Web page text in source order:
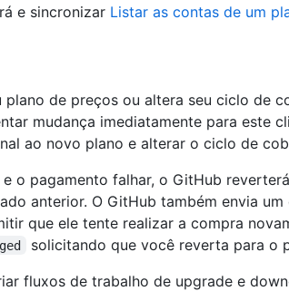
e sincronizar Listar as contas de um
plano de preços ou altera seu ciclo de
mudança imediatamente para este
ao novo plano e alterar o ciclo de
o pagamento falhar, o GitHub
anterior. O GitHub também envia
que ele tente realizar a compra
solicitando que você reverta para o
fluxos de trabalho de upgrade e